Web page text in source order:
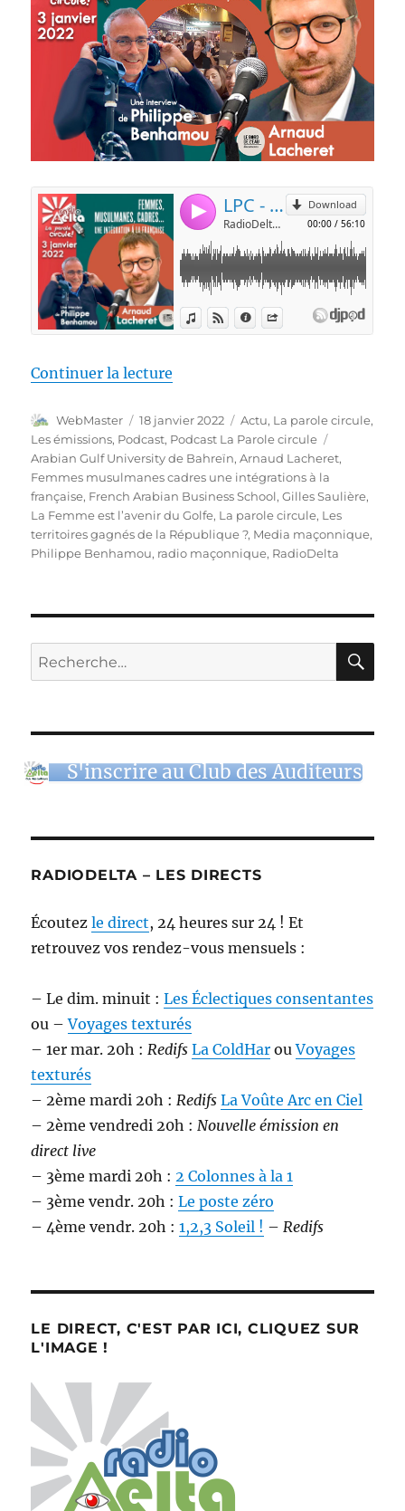
Continuer la lecture
Auteur
WebMaster
Publié
le
18 janvier 2022 Catégories
Actu, La parole circule,
Les émissions, Podcast, Podcast La Parole circule
Arabian Gulf University de Bahreïn,Arnaud Lacheret,
Femmes musulmanes cadres une intégrations à la
française, French Arabian Business School,Gilles Saulière,
La Femme est l’avenir du Golfe, La parole circule, Les
territoires gagnés de la République ?, Media maçonnique,
Philippe Benhamou, radio maçonnique, RadioDelta
Recherche
pour :
S'inscrire au Club des Auditeurs
RADIODELTA – LES DIRECTS
Écoutezle direct, 24 heures sur 24 ! Et
retrouvez vos rendez-vous mensuels :
– Le dim. minuit :Les Éclectiques consentantes
ou –Voyages texturés
– 1er mar. 20h :Redifs La ColdHar ouVoyages
texturés
– 2ème mardi 20h :Redifs La Voûte Arc en Ciel
– 2ème vendredi 20h :Nouvelle émission en
direct live
– 3ème mardi 20h :2 Colonnes à la 1
– 3ème vendr. 20h :Le poste zéro
– 4ème vendr. 20h :1,2,3 Soleil ! –Redifs
LE DIRECT, C'EST PAR ICI, CLIQUEZ SUR
L'IMAGE !